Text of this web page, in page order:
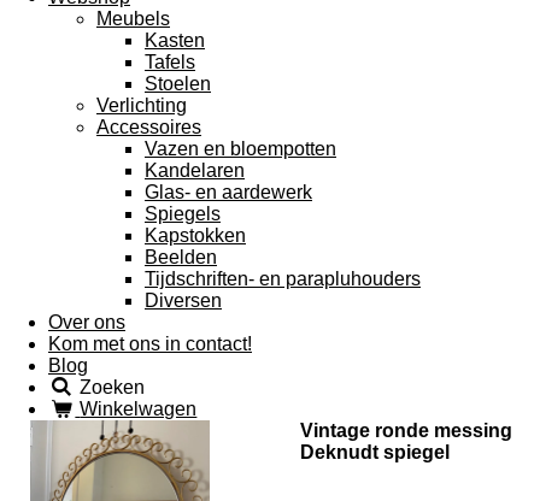
Meubels
Kasten
Tafels
Stoelen
Verlichting
Accessoires
Vazen en bloempotten
Kandelaren
Glas- en aardewerk
Spiegels
Kapstokken
Beelden
Tijdschriften- en parapluhouders
Diversen
Over ons
Kom met ons in contact!
Blog
Zoeken
Winkelwagen
Vintage ronde messing
Deknudt spiegel